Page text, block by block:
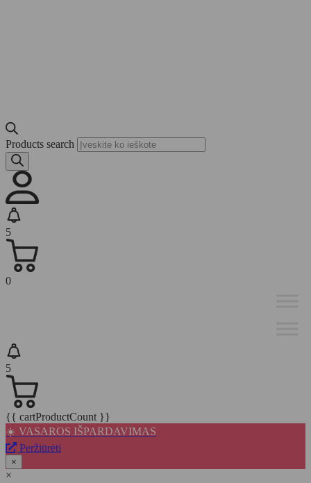
Products search
5
0
5
{{ cartProductCount }}
☀️ VASAROS IŠPARDAVIMAS
Peržiūrėti
×
×